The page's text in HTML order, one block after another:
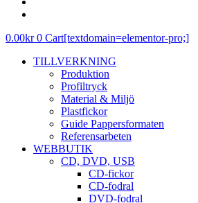
0.00kr 0 Cart[textdomain=elementor-pro;]
TILLVERKNING
Produktion
Profiltryck
Material & Miljö
Plastfickor
Guide Pappersformaten
Referensarbeten
WEBBUTIK
CD, DVD, USB
CD-fickor
CD-fodral
DVD-fodral